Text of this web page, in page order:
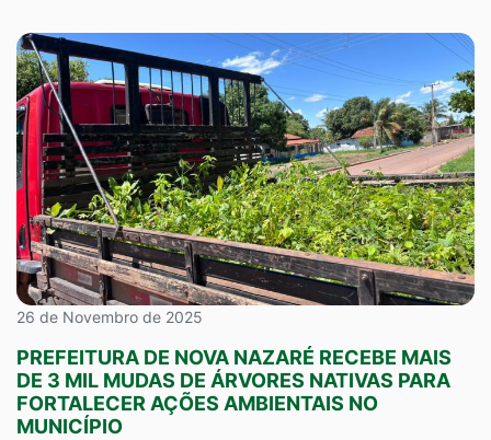
26 de Novembro de 2025
PREFEITURA DE NOVA NAZARÉ RECEBE MAIS
DE 3 MIL MUDAS DE ÁRVORES NATIVAS PARA
FORTALECER AÇÕES AMBIENTAIS NO
MUNICÍPIO